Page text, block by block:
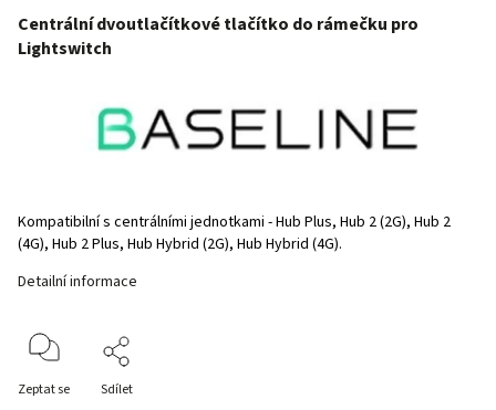
Centrální dvoutlačítkové tlačítko do rámečku pro
Lightswitch
Kompatibilní s centrálními jednotkami -Hub Plus, Hub 2 (2G), Hub 2
(4G), Hub 2 Plus, Hub Hybrid (2G), Hub Hybrid (4G).
Detailní informace
Zeptat se Sdílet